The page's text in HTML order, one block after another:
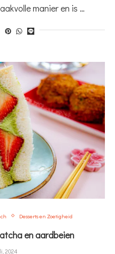
manier en is …
Desserts en Zoetigheid
en aardbeien
2024